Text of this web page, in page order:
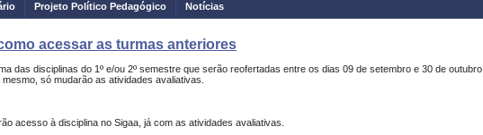
Projeto Político Pedagógico Notícias
acessar as turmas anteriores
das disciplinas do 1º e/ou 2º semestre que serão reofertadas entre os dias 09 de setembro e 30 de
só mudarão as atividades avaliativas.
acesso à disciplina no Sigaa, já com as atividades avaliativas.